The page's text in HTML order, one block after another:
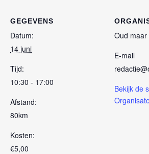
GEGEVENS
Datum:
14 juni
Tijd:
10:30 - 17:00
Afstand:
80km
Kosten:
€5,00
Oud maar
E-mail
Bekijk de